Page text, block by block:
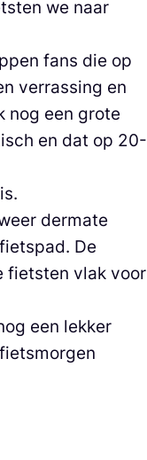
we naar
fans die op
verrassing en
nog een grote
en dat op 20-
dermate
De
fietsten vlak voor
een lekker